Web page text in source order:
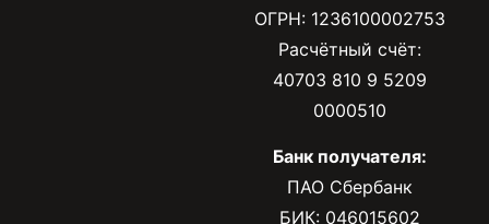
ОГРН: 1236100002753
Расчётный счёт:
40703 810 9 5209
0000510
Банк получателя:
ПАО Сбербанк
БИК: 046015602